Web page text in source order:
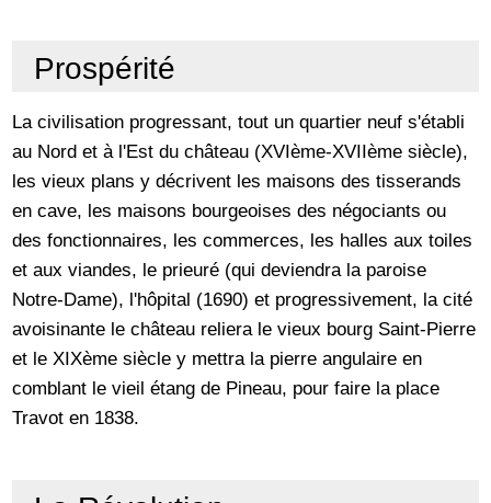
Prospérité
La civilisation progressant, tout un quartier neuf s'établi
au Nord et à l'Est du château (XVIème-XVIIème siècle),
les vieux plans y décrivent les maisons des tisserands
en cave, les maisons bourgeoises des négociants ou
des fonctionnaires, les commerces, les halles aux toiles
et aux viandes, le prieuré (qui deviendra la paroise
Notre-Dame), l'hôpital (1690) et progressivement, la cité
avoisinante le château reliera le vieux bourg Saint-Pierre
et le XIXème siècle y mettra la pierre angulaire en
comblant le vieil étang de Pineau, pour faire la place
Travot en 1838.